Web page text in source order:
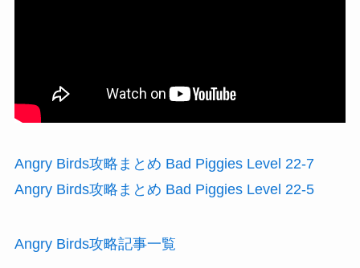
Angry Birds攻略まとめ Bad Piggies Level 22-7
Angry Birds攻略まとめ Bad Piggies Level 22-5
Angry Birds攻略記事一覧